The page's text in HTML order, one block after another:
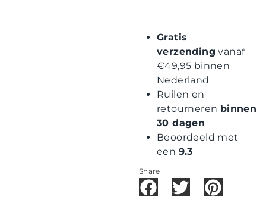
Gratis
verzending vanaf
€49,95 binnen
Nederland
Ruilen en
retourneren binnen
30 dagen
Beoordeeld met
een 9.3
Share